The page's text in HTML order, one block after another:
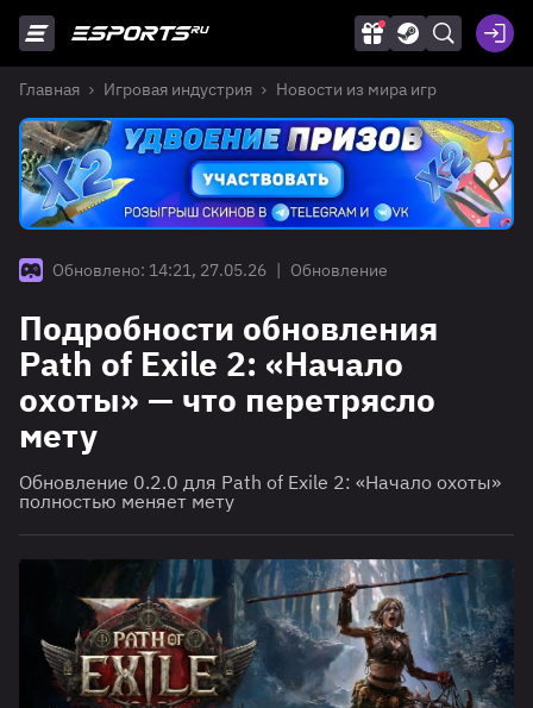
Главная Игровая индустрия Новости из мира игр
Обновлено: 14:21, 27.05.26 | Обновление
Подробности обновления
Path of Exile 2: «Начало
охоты» — что перетрясло
мету
Обновление 0.2.0 для Path of Exile 2: «Начало охоты»
полностью меняет мету